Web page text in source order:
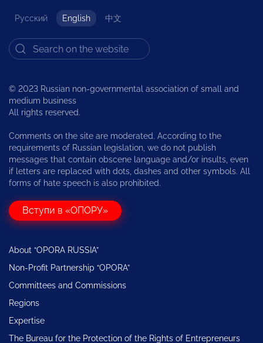
Русский English 中文
© 2023 Russian non-governmental association of small and
medium business
All rights reserved.
Comments on the site are moderated. According to the
requirements of Russian legislation, we do not publish
messages that contain obscene language and/or insults, even
if letters are replaced with dots, dashes and other symbols. All
forms of hate speech is also prohibited.
Вступи в «ОПОРУ»
About “OPORA RUSSIA”
Non-Profit Partnership “OPORA”
Committees and Commissions
Regions
Expertise
The Bureau for the Protection of the Rights of Entrepreneurs